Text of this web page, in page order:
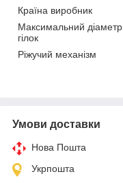
Країна виробник
Максимальний діаметр
гілок
Ріжучий механізм
Умови доставки
Нова Пошта
Укрпошта